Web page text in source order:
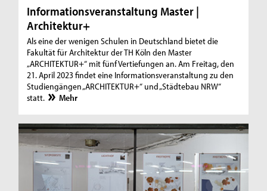
Informationsveranstaltung Master |
Architektur+
Als eine der wenigen Schulen in Deutschland bietet die
Fakultät für Architektur der TH Köln den Master
„ARCHITEKTUR+“ mit fünf Vertiefungen an. Am Freitag, den
21. April 2023 findet eine Informationsveranstaltung zu den
Studiengängen „ARCHITEKTUR+“ und „Städtebau NRW“
statt.
Mehr